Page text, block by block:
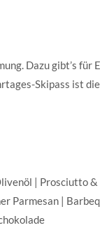
Dazu gibt’s
Skipass ist
| Prosciutto
Parmesan |